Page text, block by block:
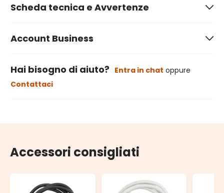
Scheda tecnica e Avvertenze
Account Business
Hai bisogno di aiuto? Entra in chat oppure
Contattaci
Accessori consigliati